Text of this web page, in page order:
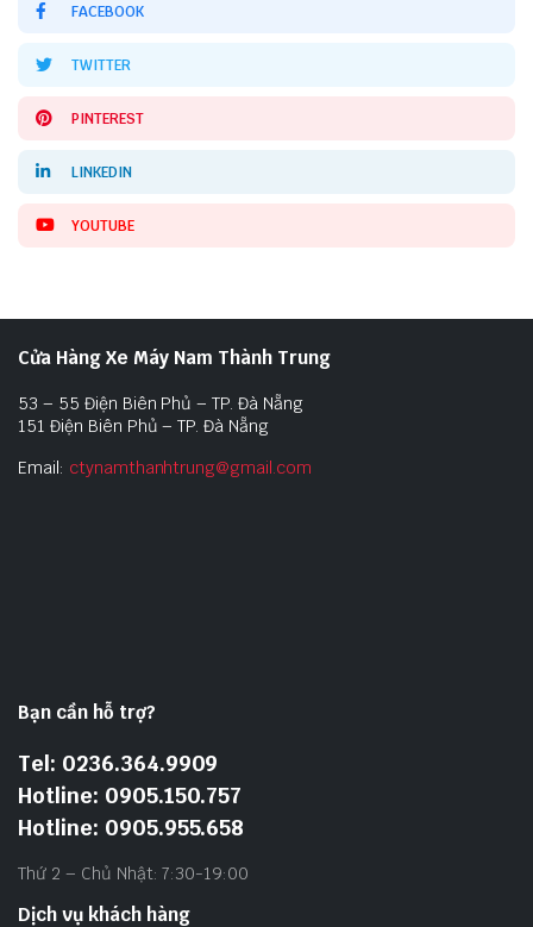
FACEBOOK
TWITTER
PINTEREST
LINKEDIN
YOUTUBE
Cửa Hàng Xe Máy Nam Thành Trung
53 – 55 Điện Biên Phủ – TP. Đà Nẵng
151 Điện Biên Phủ – TP. Đà Nẵng
Email: ctynamthanhtrung@gmail.com
Bạn cần hỗ trợ?
Tel: 0236.364.9909
Hotline: 0905.150.757
Hotline: 0905.955.658
Thứ 2 – Chủ Nhật: 7:30-19:00
Dịch vụ khách hàng